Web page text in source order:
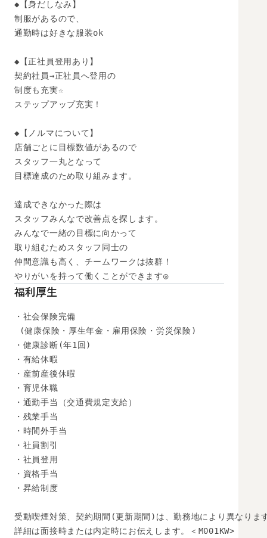
◆【身だしなみ】
制服があるので、
通勤時は好きな服装ok
◆【正社員登用あり】
契約社員→正社員へ登用の
制度も充実☆
ステップアップ充実！
◆【ノルマについて】
店舗ごとに目標数値があるので
スタッフ一丸となって
目標達成のため取り組みます。
達成できなかった際は
スタッフみんなで改善点を探します。
みんなで一緒の目標に向かって
取り組むためスタッフ同士の
仲間意識も高く、チームワークは抜群！
やりがいを持って働くことができます◎
福利厚生
・社会保険完備
(健康保険・厚生年金・雇用保険・労災保険)
・健康診断(年1回)
・有給休暇
・産前産後休暇
・育児休職
・通勤手当（交通費規定支給）
・残業手当
・時間外手当
・社員割引
・社員登用
・資格手当
・昇給制度
受動喫煙対策、契約期間(更新期間)は、勤務地により異なりま
詳細は面接時または内定時にお伝えします。＜M001KW>